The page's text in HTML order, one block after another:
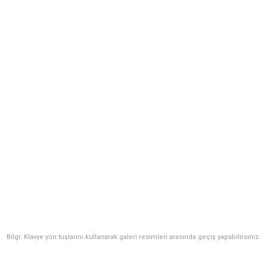
Bilgi: Klavye yön tuşlarını kullanarak galeri resimleri arasında geçiş yapabilirsiniz.